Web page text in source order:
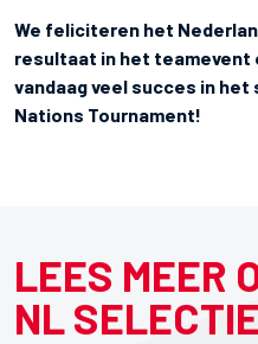
We feliciteren het
resultaat in het teamevent
vandaag veel succes in
Nations Tournament!
LEES MEER
NL SELECTIE